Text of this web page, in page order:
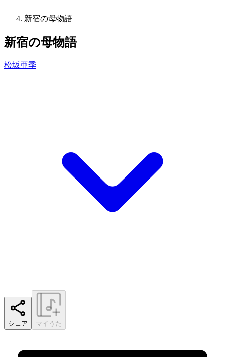
新宿の母物語
新宿の母物語
松坂亜季
シェア マイうた